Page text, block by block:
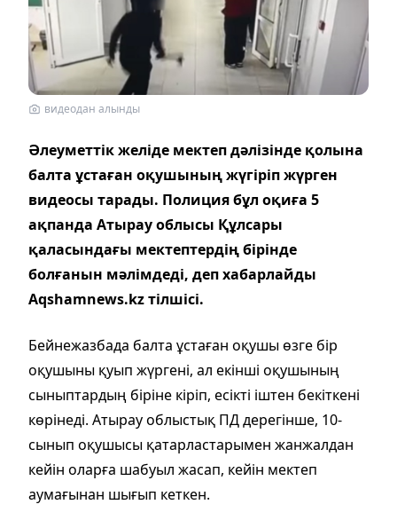
видеодан алынды
Әлеуметтік желіде мектеп дәлізінде қолына
балта ұстаған оқушының жүгіріп жүрген
видеосы тарады. Полиция бұл оқиға 5
ақпанда Атырау облысы Құлсары
қаласындағы мектептердің бірінде
болғанын мәлімдеді, деп хабарлайды
Aqshamnews.kz тілшісі.
Бейнежазбада балта ұстаған оқушы өзге бір
оқушыны қуып жүргені, ал екінші оқушының
сыныптардың біріне кіріп, есікті іштен бекіткені
көрінеді. Атырау облыстық ПД дерегінше, 10-
сынып оқушысы қатарластарымен жанжалдан
кейін оларға шабуыл жасап, кейін мектеп
аумағынан шығып кеткен.